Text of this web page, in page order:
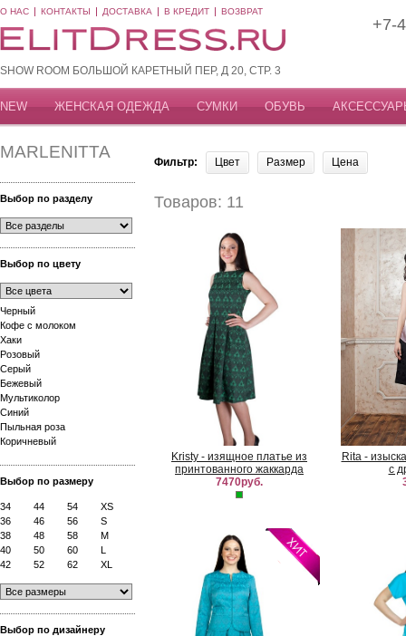
О НАС КОНТАКТЫ ДОСТАВКА В КРЕДИТ ВОЗВРАТ
SHOW ROOM БОЛЬШОЙ КАРЕТНЫЙ ПЕР, Д 20, СТР. 3
+7-
NEW ЖЕНСКАЯ ОДЕЖДА СУМКИ ОБУВЬ
MARLENITTA
Выбор по разделу
Выбор по цвету
Черный
Кофе с молоком
Хаки
Розовый
Серый
Бежевый
Мультиколор
Синий
Пыльная роза
Коричневый
Выбор по размеру
34 44 54
XS
36
46 56
S
38
48 58
M
40
50 60
L
42
52 62 XL
Выбор по дизайнеру
Фильтр: Цвет Размер Цена
Товаров: 11
Kristy - изящное платье из
принтованного жаккарда
7470руб.
Rita -
с